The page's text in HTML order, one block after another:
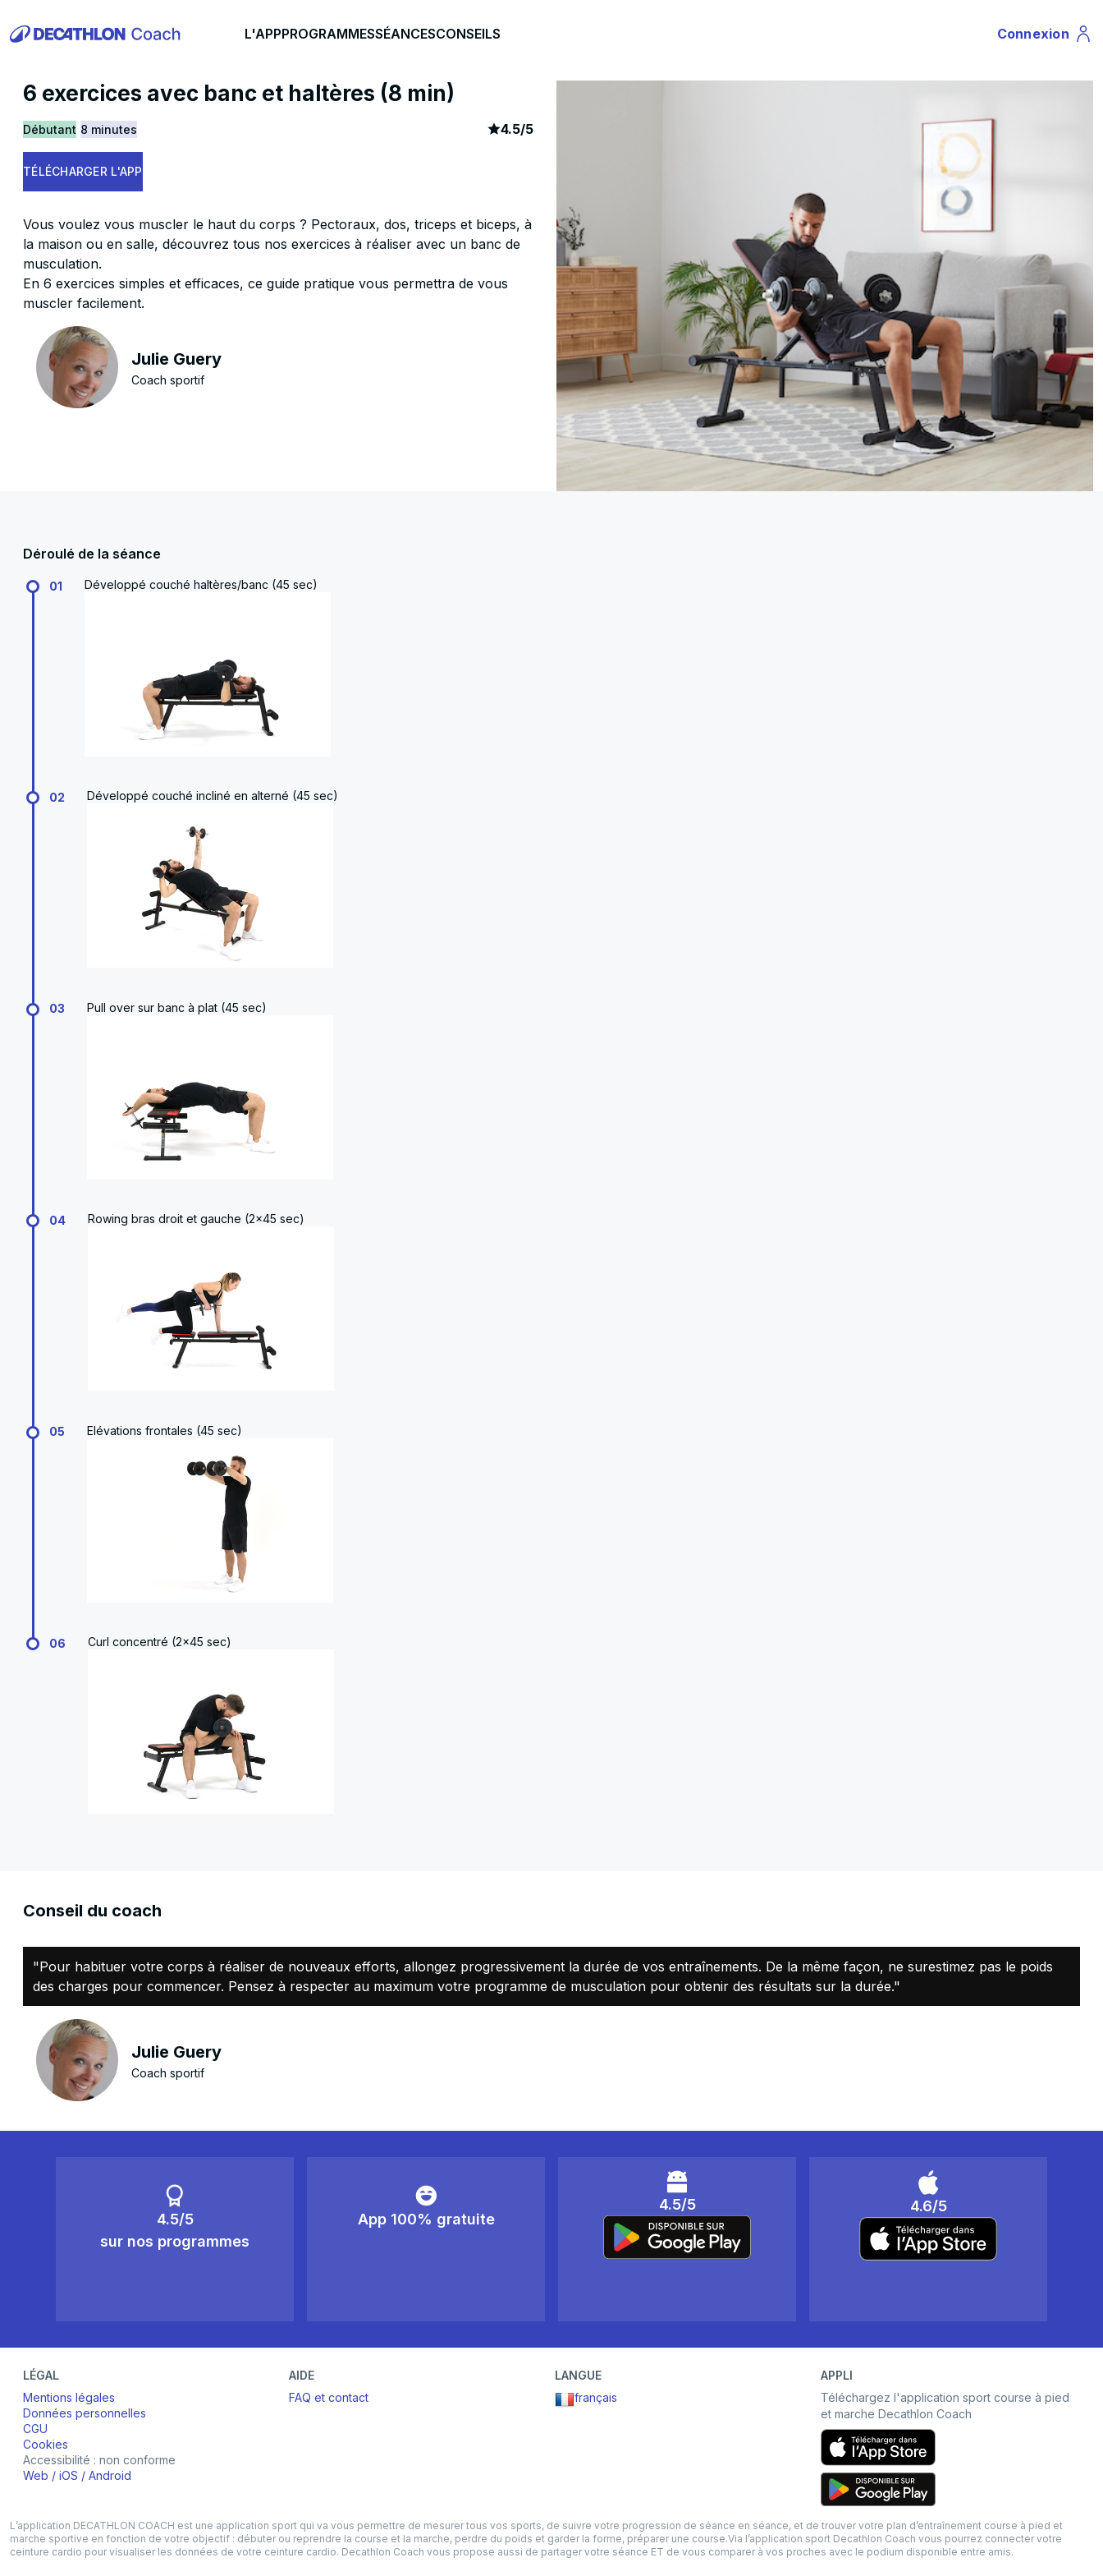
L'APPPROGRAMMESSÉANCESCONSEILS Profile
Connexion
6 exercices avec banc et haltères (8 min)
Débutant 8 minutes article rating
4.5/5178
TÉLÉCHARGER L'APP
Vous voulez vous muscler le haut du corps ? Pectoraux, dos, triceps et biceps, à
la maison ou en salle, découvrez tous nos exercices à réaliser avec un banc de
musculation.
En 6 exercices simples et efficaces, ce guide pratique vous permettra de vous
muscler facilement.
Julie Guery
Coach sportif
Déroulé de la séance
01 Développé couché haltères/banc (45 sec)
02 Développé couché incliné en alterné (45 sec)
03 Pull over sur banc à plat (45 sec)
04 Rowing bras droit et gauche (2x45 sec)
05 Elévations frontales (45 sec)
06 Curl concentré (2x45 sec)
Conseil du coach
"Pour habituer votre corps à réaliser de nouveaux efforts, allongez progressivement la durée de vos entraînements. De la même façon, ne surestimez pas le poids
des charges pour commencer. Pensez à respecter au maximum votre programme de musculation pour obtenir des résultats sur la durée."
Julie Guery
Coach sportif
4.5/5
sur nos programmes
App 100% gratuite
4.5/5 4.6/5
LÉGAL
Mentions légales
Données personnelles
CGU
Cookies
Accessibilité : non conforme
Web / iOS / Android
AIDE
FAQ et contact
LANGUE
français
APPLI
Téléchargez l'application sport course à pied
et marche Decathlon Coach
L’application DECATHLON COACH est une application sport qui va vous permettre de mesurer tous vos sports, de suivre votre progression de séance en séance, et de trouver votre plan d’entraînement course à pied et
marche sportive en fonction de votre objectif : débuter ou reprendre la course et la marche, perdre du poids et garder la forme, préparer une course.Via l’application sport Decathlon Coach vous pourrez connecter votre
ceinture cardio pour visualiser les données de votre ceinture cardio. Decathlon Coach vous propose aussi de partager votre séance ET de vous comparer à vos proches avec le podium disponible entre amis.